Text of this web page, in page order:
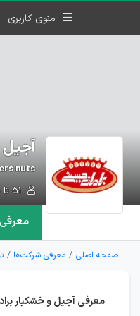
منوی کاربری
آجیل
nuts
معرفی
صفحه اصلی معرفی شرکت‌ها
معرفی آجیل و خشکبار